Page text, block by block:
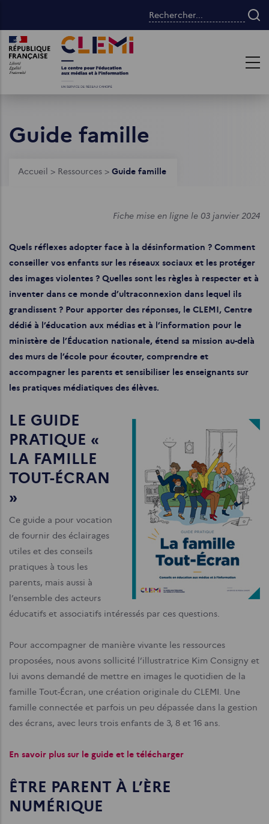
contenu
principal
Rechercher...
Images Images
Guide famille
Fil
Accueil > Ressources > Guide famille
Fiche mise en ligne le 03 janvier 2024
Quels réflexes adopter face à la désinformation ? Comment
conseiller vos enfants sur les réseaux sociaux et les protéger
des images violentes ? Quelles sont les règles à respecter et à
inventer dans ce monde d’ultraconnexion dans lequel ils
grandissent ? Pour apporter des réponses, le CLEMI, Centre
dédié à l’éducation aux médias et à l’information pour le
ministère de l’Éducation nationale, étend sa mission au-delà
des murs de l’école pour écouter, comprendre et
accompagner les parents et sensibiliser les enseignants sur
les pratiques médiatiques des élèves.
LE GUIDE
PRATIQUE «
LA FAMILLE
TOUT-ÉCRAN
»
Ce guide a pour vocation
de fournir des éclairages
utiles et des conseils
pratiques à tous les
parents, mais aussi à
l’ensemble des acteurs
éducatifs et associatifs intéressés par ces questions.
Pour accompagner de manière vivante les ressources
proposées, nous avons sollicité l’illustratrice Kim Consigny et
lui avons demandé de mettre en images le quotidien de la
famille Tout-Écran, une création originale du CLEMI. Une
famille connectée et parfois un peu dépassée dans la gestion
des écrans, avec leurs trois enfants de 3, 8 et 16 ans.
En savoir plus sur le guide et le télécharger
ÊTRE PARENT À L’ÈRE
NUMÉRIQUE